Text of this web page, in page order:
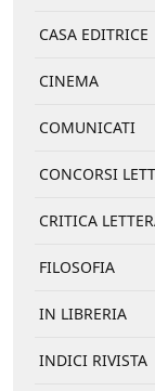
CASA EDITRICE
CINEMA
COMUNICATI
CONCORSI
CRITICA
FILOSOFIA
IN LIBRERIA
INDICI RIVISTA